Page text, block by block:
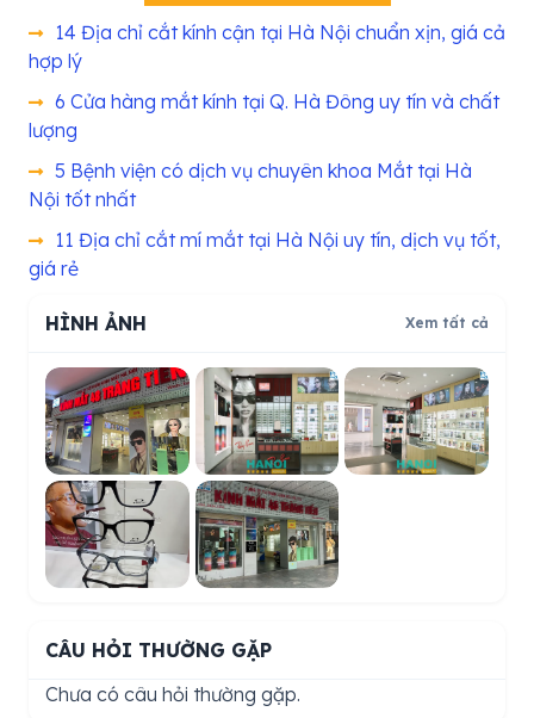
14 Địa chỉ cắt kính cận tại Hà Nội chuẩn xịn, giá cả
hợp lý
6 Cửa hàng mắt kính tại Q. Hà Đông uy tín và chất
lượng
5 Bệnh viện có dịch vụ chuyên khoa Mắt tại Hà
Nội tốt nhất
11 Địa chỉ cắt mí mắt tại Hà Nội uy tín, dịch vụ tốt,
giá rẻ
HÌNH ẢNH Xem tất cả
CÂU HỎI THƯỜNG GẶP
Chưa có câu hỏi thường gặp.